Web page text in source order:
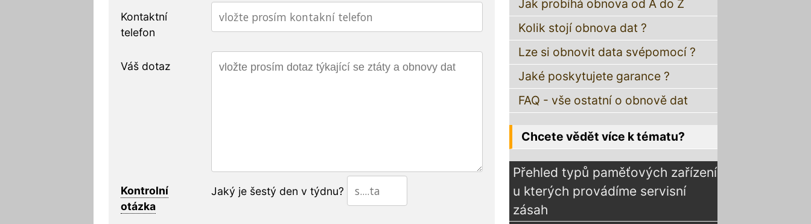
Kontaktní
telefon
Váš dotaz
Kontrolní
otázka
Jaký je šestý den v týdnu?
Jak probíhá obnova od A do Z
Kolik stojí obnova dat ?
Lze si obnovit data svépomocí ?
Jaké poskytujete garance ?
FAQ - vše ostatní o obnově dat
Chcete vědět více k tématu?
Přehled typů paměťových zařízení
u kterých provádíme servisní
zásah